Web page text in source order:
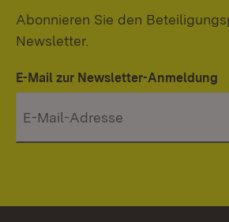
Abonnieren Sie den
Newsletter.
E-Mail zur Newsletter-Anmeldung